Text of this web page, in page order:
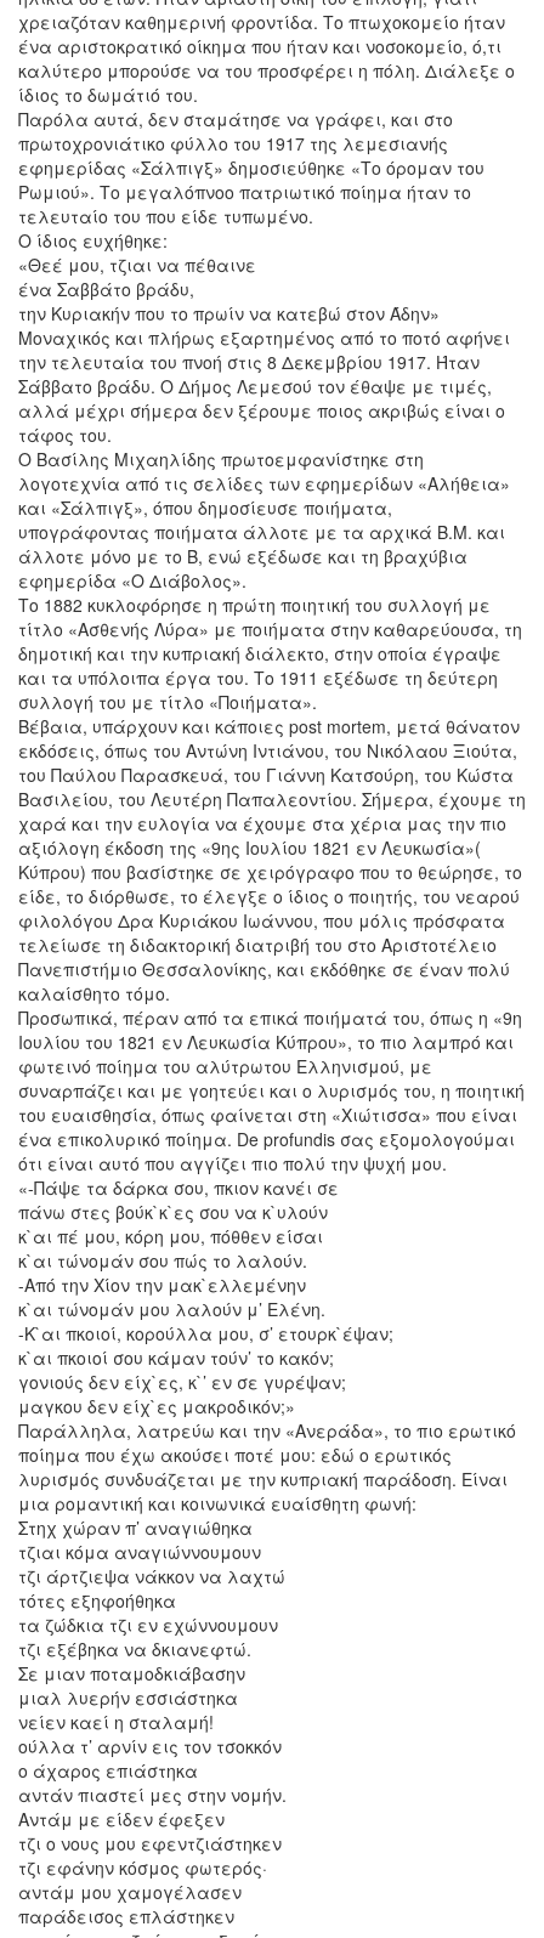
χρειαζόταν καθημερινή φροντίδα. Το πτωχοκομείο ήταν
ένα αριστοκρατικό οίκημα που ήταν και νοσοκομείο, ό,τι
καλύτερο μπορούσε να του προσφέρει η πόλη. Διάλεξε ο
ίδιος το δωμάτιό του.
Παρόλα αυτά, δεν σταμάτησε να γράφει, και στο
πρωτοχρονιάτικο φύλλο του 1917 της λεμεσιανής
εφημερίδας «Σάλπιγξ» δημοσιεύθηκε «Το όρομαν του
Ρωμιού». Το μεγαλόπνοο πατριωτικό ποίημα ήταν το
τελευταίο του που είδε τυπωμένο.
Ο ίδιος ευχήθηκε:
«Θεέ μου, τζιαι να πέθαινε
ένα Σαββάτο βράδυ,
την Κυριακήν που το πρωίν να κατεβώ στον Άδην»
Μοναχικός και πλήρως εξαρτημένος από το ποτό αφήνει
την τελευταία του πνοή στις 8 Δεκεμβρίου 1917. Ήταν
Σάββατο βράδυ. Ο Δήμος Λεμεσού τον έθαψε με τιμές,
αλλά μέχρι σήμερα δεν ξέρουμε ποιος ακριβώς είναι ο
τάφος του.
Ο Βασίλης Μιχαηλίδης πρωτοεμφανίστηκε στη
λογοτεχνία από τις σελίδες των εφημερίδων «Αλήθεια»
και «Σάλπιγξ», όπου δημοσίευσε ποιήματα,
υπογράφοντας ποιήματα άλλοτε με τα αρχικά Β.Μ. και
άλλοτε μόνο με το Β, ενώ εξέδωσε και τη βραχύβια
εφημερίδα «Ο Διάβολος».
Το 1882 κυκλοφόρησε η πρώτη ποιητική του συλλογή με
τίτλο «Ασθενής Λύρα» με ποιήματα στην καθαρεύουσα, τη
δημοτική και την κυπριακή διάλεκτο, στην οποία έγραψε
και τα υπόλοιπα έργα του. Το 1911 εξέδωσε τη δεύτερη
συλλογή του με τίτλο «Ποιήματα».
Βέβαια, υπάρχουν και κάποιες post mortem, μετά θάνατον
εκδόσεις, όπως του Αντώνη Ιντιάνου, του Νικόλαου Ξιούτα,
του Παύλου Παρασκευά, του Γιάννη Κατσούρη, του Κώστα
Βασιλείου, του Λευτέρη Παπαλεοντίου. Σήμερα, έχουμε τη
χαρά και την ευλογία να έχουμε στα χέρια μας την πιο
αξιόλογη έκδοση της «9ης Ιουλίου 1821 εν Λευκωσία»(
Κύπρου) που βασίστηκε σε χειρόγραφο που το θεώρησε, το
είδε, το διόρθωσε, το έλεγξε ο ίδιος ο ποιητής, του νεαρού
φιλολόγου Δρα Κυριάκου Ιωάννου, που μόλις πρόσφατα
τελείωσε τη διδακτορική διατριβή του στο Αριστοτέλειο
Πανεπιστήμιο Θεσσαλονίκης, και εκδόθηκε σε έναν πολύ
καλαίσθητο τόμο.
Προσωπικά, πέραν από τα επικά ποιήματά του, όπως η «9η
Ιουλίου του 1821 εν Λευκωσία Κύπρου», το πιο λαμπρό και
φωτεινό ποίημα του αλύτρωτου Ελληνισμού, με
συναρπάζει και με γοητεύει και ο λυρισμός του, η ποιητική
του ευαισθησία, όπως φαίνεται στη «Χιώτισσα» που είναι
ένα επικολυρικό ποίημα. De profundis σας εξομολογούμαι
ότι είναι αυτό που αγγίζει πιο πολύ την ψυχή μου.
«-Πάψε τα δάρκα σου, πκιον κανέι σε
πάνω στες βούκ`κ`ες σου να κ`υλούν
κ`αι πέ μου, κόρη μου, πόθθεν είσαι
κ`αι τώνομάν σου πώς το λαλούν.
-Από την Χίον την μακ`ελλεμένην
κ`αι τώνομάν μου λαλούν μ’ Ελένη.
-Κ`αι πκοιοί, κορούλλα μου, σ’ ετουρκ`έψαν;
κ`αι πκοιοί σου κάμαν τούν’ το κακόν;
γονιούς δεν είχ`ες, κ`’ εν σε γυρέψαν;
μαγκου δεν είχ`ες μακροδικόν;»
Παράλληλα, λατρεύω και την «Ανεράδα», το πιο ερωτικό
ποίημα που έχω ακούσει ποτέ μου: εδώ ο ερωτικός
λυρισμός συνδυάζεται με την κυπριακή παράδοση. Είναι
μια ρομαντική και κοινωνικά ευαίσθητη φωνή:
Στηχ χώραν π’ αναγιώθηκα
τζιαι κόμα αναγιώννουμουν
τζι άρτζιεψα νάκκον να λαχτώ
τότες εξηφοήθηκα
τα ζώδκια τζι εν εχώννουμουν
τζι εξέβηκα να δκιανεφτώ.
Σε μιαν ποταμοδκιάβασην
μιαλ λυερήν εσσιάστηκα
νείεν καεί η σταλαμή!
ούλλα τ’ αρνίν εις τον τσοκκόν
ο άχαρος επιάστηκα
αντάν πιαστεί μες στην νομήν.
Αντάμ με είδεν έφεξεν
τζι ο νους μου εφεντζιάστηκεν
τζι εφάνην κόσμος φωτερός·
αντάμ μου χαμογέλασεν
παράδεισος επλάστηκεν